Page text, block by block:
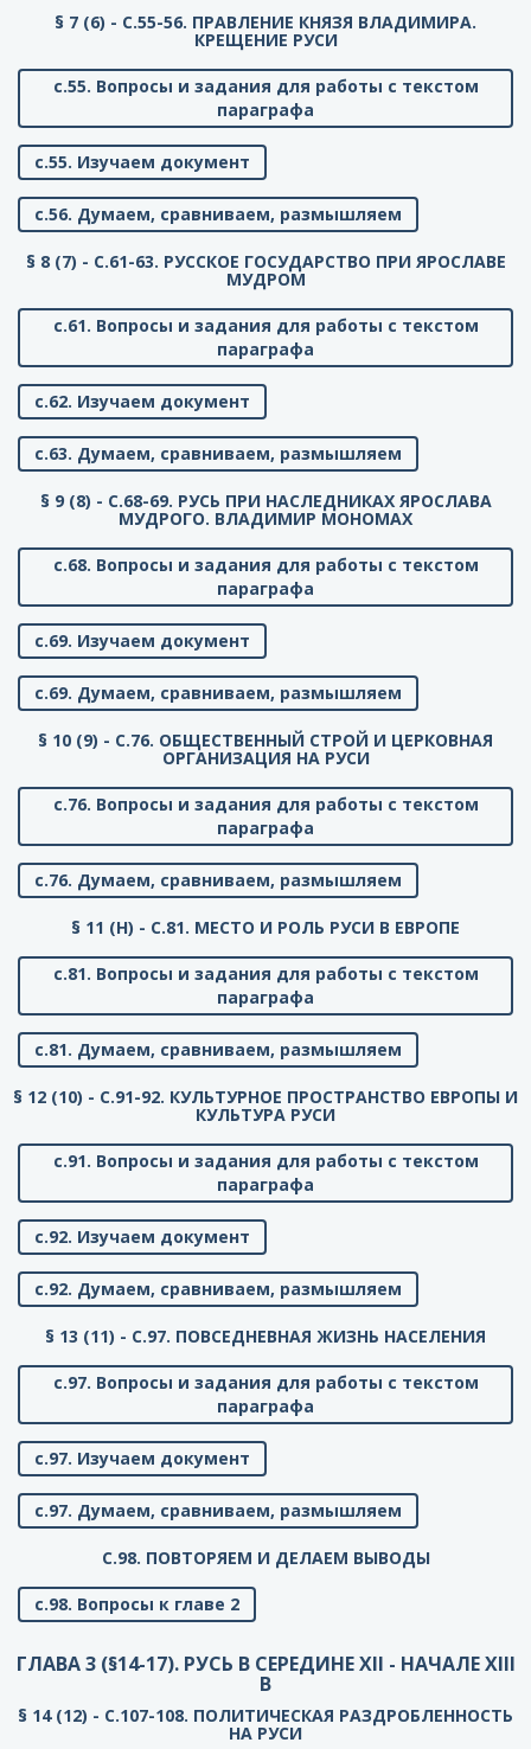
§ 7 (6) - C.55-56. ПРАВЛЕНИЕ КНЯЗЯ ВЛАДИМИРА.
КРЕЩЕНИЕ РУСИ
с.55. Вопросы и задания для работы с текстом
параграфа
с.55. Изучаем документ
с.56. Думаем, сравниваем, размышляем
§ 8 (7) - C.61-63. РУССКОЕ ГОСУДАРСТВО ПРИ ЯРОСЛАВЕ
МУДРОМ
с.61. Вопросы и задания для работы с текстом
параграфа
с.62. Изучаем документ
с.63. Думаем, сравниваем, размышляем
§ 9 (8) - C.68-69. РУСЬ ПРИ НАСЛЕДНИКАХ ЯРОСЛАВА
МУДРОГО. ВЛАДИМИР МОНОМАХ
с.68. Вопросы и задания для работы с текстом
параграфа
с.69. Изучаем документ
с.69. Думаем, сравниваем, размышляем
§ 10 (9) - C.76. ОБЩЕСТВЕННЫЙ СТРОЙ И ЦЕРКОВНАЯ
ОРГАНИЗАЦИЯ НА РУСИ
с.76. Вопросы и задания для работы с текстом
параграфа
с.76. Думаем, сравниваем, размышляем
§ 11 (Н) - C.81. МЕСТО И РОЛЬ РУСИ В ЕВРОПЕ
с.81. Вопросы и задания для работы с текстом
параграфа
с.81. Думаем, сравниваем, размышляем
§ 12 (10) - C.91-92. КУЛЬТУРНОЕ ПРОСТРАНСТВО ЕВРОПЫ И
КУЛЬТУРА РУСИ
с.91. Вопросы и задания для работы с текстом
параграфа
с.92. Изучаем документ
с.92. Думаем, сравниваем, размышляем
§ 13 (11) - C.97. ПОВСЕДНЕВНАЯ ЖИЗНЬ НАСЕЛЕНИЯ
с.97. Вопросы и задания для работы с текстом
параграфа
с.97. Изучаем документ
с.97. Думаем, сравниваем, размышляем
C.98. ПОВТОРЯЕМ И ДЕЛАЕМ ВЫВОДЫ
с.98. Вопросы к главе 2
ГЛАВА 3 (§14-17). РУСЬ В СЕРЕДИНЕ XII - НАЧАЛЕ XIII
В
§ 14 (12) - C.107-108. ПОЛИТИЧЕСКАЯ РАЗДРОБЛЕННОСТЬ
НА РУСИ